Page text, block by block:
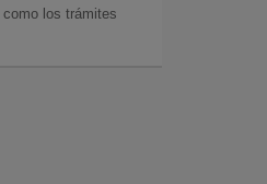
los trámites